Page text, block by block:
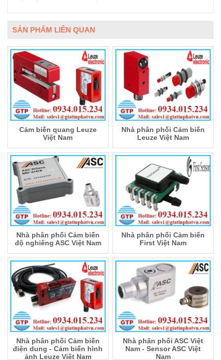
SẢN PHẨM LIÊN QUAN
Cảm biến quang Leuze
Việt Nam
Nhà phân phối Cảm biến
Leuze Việt Nam
Nhà phân phối Cảm biến
độ nghiêng ASC Việt Nam
Nhà phân phối Cảm biến
First Việt Nam
Nhà phân phối Cảm biến
điện dung - Cảm biến hình
ảnh Leuze Việt Nam
Nhà phân phối ASC Việt
Nam - Sensor ASC Việt
Nam